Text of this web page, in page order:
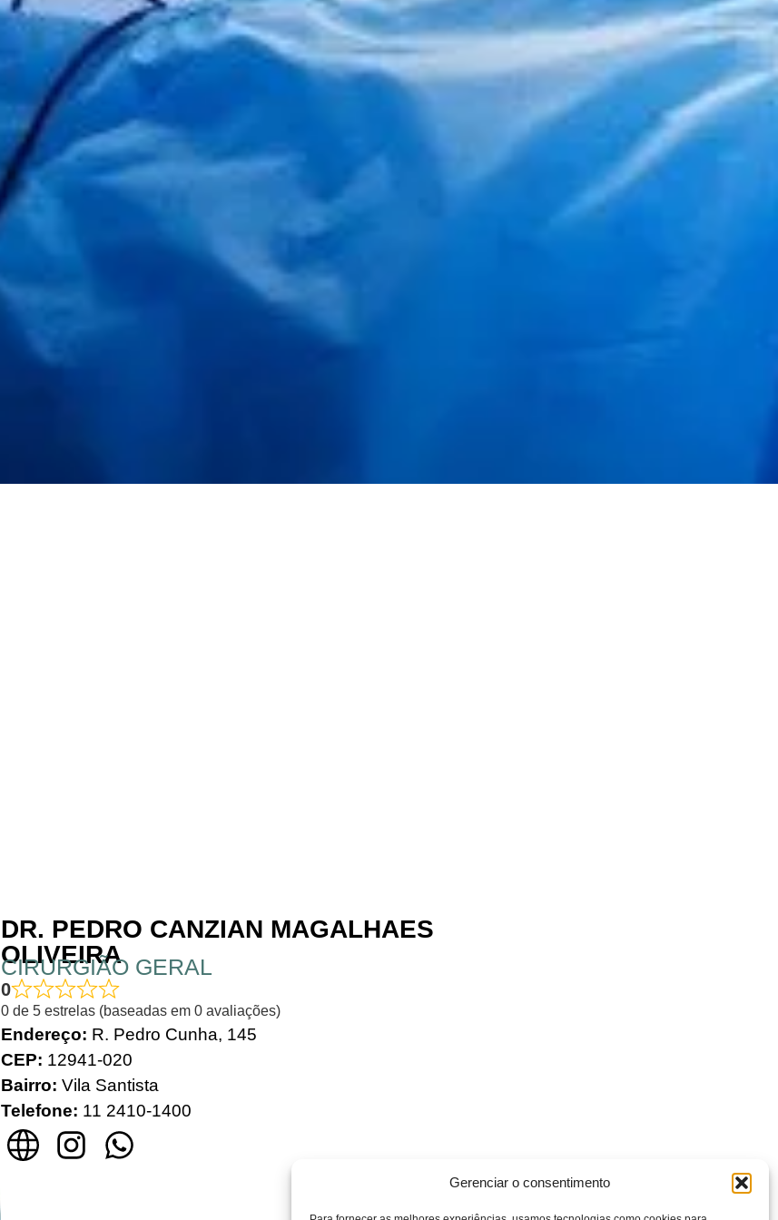
Gerenciar o consentimento
DR. PEDRO CANZIAN MAGALHAES
OLIVEIRA
CIRURGIÃO GERAL
0
0 de 5 estrelas (baseadas em 0 avaliações)
Endereço: R. Pedro Cunha, 145
CEP: 12941-020
Bairro: Vila Santista
Telefone: 11 2410-1400